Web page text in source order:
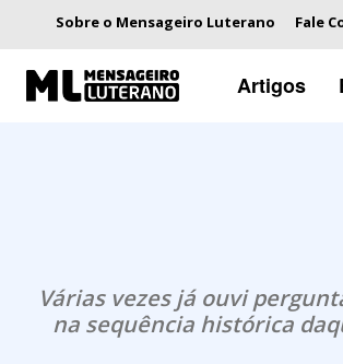
Sobre o Mensageiro Luterano Fale
Artigos
Várias vezes já ouvi
na sequência histórica